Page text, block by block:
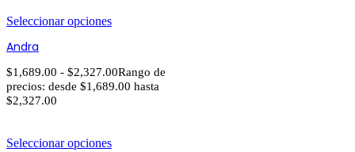
Seleccionar opciones
Andra
$1,689.00 - $2,327.00Rango de
precios: desde $1,689.00 hasta
$2,327.00
Seleccionar opciones